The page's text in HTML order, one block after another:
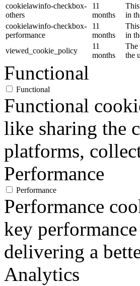
cookielawinfo-checkbox-
others
11
months
in
cookielawinfo-checkbox-
performance
11
months
in
viewed_cookie_policy
11
months
The
the
Functional
Functional
Functional
like sharing the
platforms,
Performance
Performance
Performance
key
delivering a
Analytics